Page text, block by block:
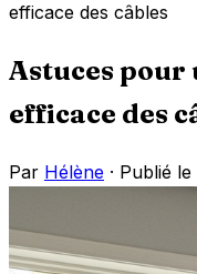
efficace des câbles
Astuces pour
efficace des
Par Hélène · Publié